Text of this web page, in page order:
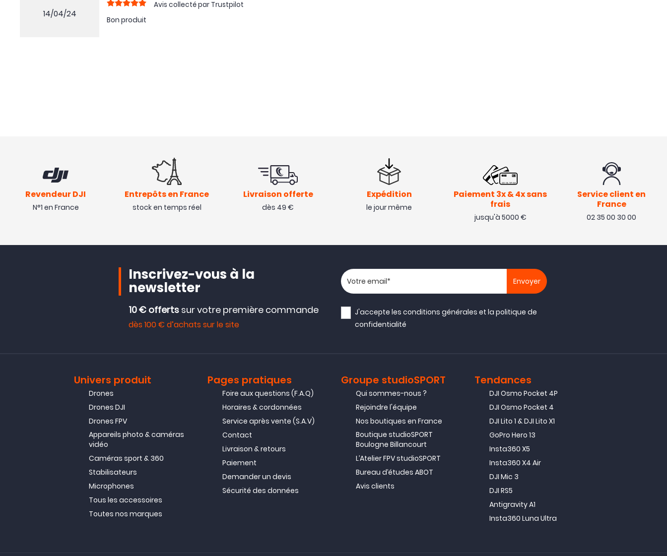
14/04/24
Avis collecté par Trustpilot
Bon produit
Revendeur DJI
N°1 en France
Entrepôts en France
stock en temps réel
Livraison offerte
dès 49 €
Expédition
le jour même
Paiement 3x & 4x sans
frais
jusqu'à 5000 €
Service client en
France
02 35 00 30 00
Inscrivez-vous à la
newsletter
10 € offerts sur votre première commande
dès 100 € d’achats sur le site
Votre adresse email
J'accepte lesconditions générales et lapolitique de
confidentialité
Univers produit
Drones
Drones DJI
Drones FPV
Appareils photo & caméras
vidéo
Caméras sport & 360
Stabilisateurs
Microphones
Tous les accessoires
Toutes nos marques
Pages pratiques
Foire aux questions (F.A.Q)
Horaires & cordonnées
Service après vente (S.A.V)
Contact
Livraison & retours
Paiement
Demander un devis
Sécurité des données
Groupe studioSPORT
Qui sommes-nous ?
Rejoindre l'équipe
Nos boutiques en France
Boutique studioSPORT
Boulogne Billancourt
L’Atelier FPV studioSPORT
Bureau d’études ABOT
Avis clients
Tendances
DJI Osmo Pocket 4P
DJI Osmo Pocket 4
DJI Lito 1 & DJI Lito X1
GoPro Hero 13
Insta360 X5
Insta360 X4 Air
DJI Mic 3
DJI RS5
Antigravity A1
Insta360 Luna Ultra